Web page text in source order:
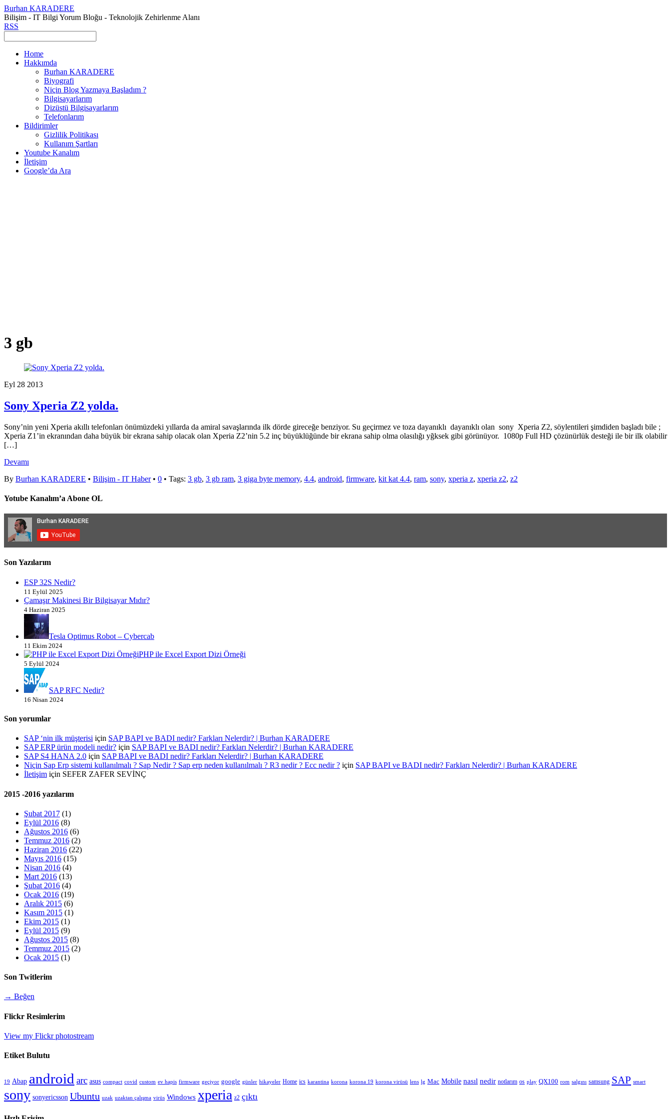
Burhan KARADERE
Bilişim - IT Bilgi Yorum Bloğu - Teknolojik Zehirlenme Alanı
RSS
Home
Hakkımda
Burhan KARADERE
Biyografi
Niçin Blog Yazmaya Başladım ?
Bilgisayarlarım
Dizüstü Bilgisayarlarım
Telefonlarım
Bildirimler
Gizlilik Politikası
Kullanım Şartları
Youtube Kanalım
İletişim
Google’da Ara
3 gb
Eyl 28 2013
Sony Xperia Z2 yolda.
Sony’nin yeni Xperia akıllı telefonları önümüzdeki yıllarda da amiral savaşlarında ilk dörde gireceğe benziyor. Su geçirmez ve toza dayanıklı dayanıklı olan sony Xperia Z2, söylentileri şimdiden başladı bile ;
Xperia Z1’in ekranından daha büyük bir ekrana sahip olacak olan Xperia Z2’nin 5.2 inç büyüklüğünde bir ekrana sahip olma olasılığı yğksek gibi görünüyor. 1080p Full HD çözünürlük desteği ile bir ilk olabilir
[…]
Devamı
By Burhan KARADERE • Bilişim - IT Haber• 0 • Tags: 3 gb, 3 gb ram, 3 giga byte memory, 4.4, android, firmware, kit kat 4.4, ram, sony, xperia z, xperia z2, z2
Yotube Kanalım’a Abone OL
Son Yazılarım
ESP 32S Nedir?
11 Eylül 2025
Çamaşır Makinesi Bir Bilgisayar Mıdır?
4 Haziran 2025
Tesla Optimus Robot – Cybercab
11 Ekim 2024
PHP ile Excel Export Dizi Örneği
5 Eylül 2024
SAP RFC Nedir?
16 Nisan 2024
Son yorumlar
SAP ‘nin ilk müşterisi için SAP BAPI ve BADI nedir? Farkları Nelerdir? | Burhan KARADERE
SAP ERP ürün modeli nedir? için SAP BAPI ve BADI nedir? Farkları Nelerdir? | Burhan KARADERE
SAP S4 HANA 2.0 için SAP BAPI ve BADI nedir? Farkları Nelerdir? | Burhan KARADERE
Niçin Sap Erp sistemi kullanılmalı ? Sap Nedir ? Sap erp neden kullanılmalı ? R3 nedir ? Ecc nedir ? için SAP BAPI ve BADI nedir? Farkları Nelerdir? | Burhan KARADERE
İletişim için SEFER ZAFER SEVİNÇ
2015 -2016 yazılarım
Şubat 2017 (1)
Eylül 2016 (8)
Ağustos 2016 (6)
Temmuz 2016 (2)
Haziran 2016 (22)
Mayıs 2016 (15)
Nisan 2016 (4)
Mart 2016 (13)
Şubat 2016 (4)
Ocak 2016 (19)
Aralık 2015 (6)
Kasım 2015 (1)
Ekim 2015 (1)
Eylül 2015 (9)
Ağustos 2015 (8)
Temmuz 2015 (2)
Ocak 2015 (1)
Son Twitlerim
→ Beğen
Flickr Resimlerim
View my Flickr photostream
Etiket Bulutu
19 Abap android arc asus compact covid custom ev hapis firmware geçiyor google günler hikayeler Home ics karantina korona korona 19 korona virüsü lens lg Mac Mobile nasıl nedir notlarım os play QX100 rom salgını samsung SAP smart
sony sonyericsson Ubuntu uzak uzaktan çalışma virüs Windows xperia z2 çıktı